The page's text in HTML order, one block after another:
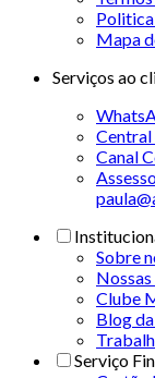
Mapa
Serviços ao
Central
Canal
Sobre
Clube
Blog
Serviço